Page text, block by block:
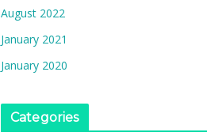
August 2022
January 2021
January 2020
Categories